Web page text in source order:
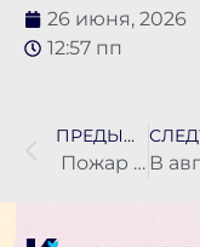
26 июня, 2026
12:57 пп
ПРЕДЫДУЩАЯ НОВОСТЬ
Пожар тушат на крупнейшей свалке Камчатки